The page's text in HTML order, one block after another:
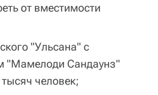
от вместимости
"Ульсана" с
"Мамелоди Сандаунз"
человек;